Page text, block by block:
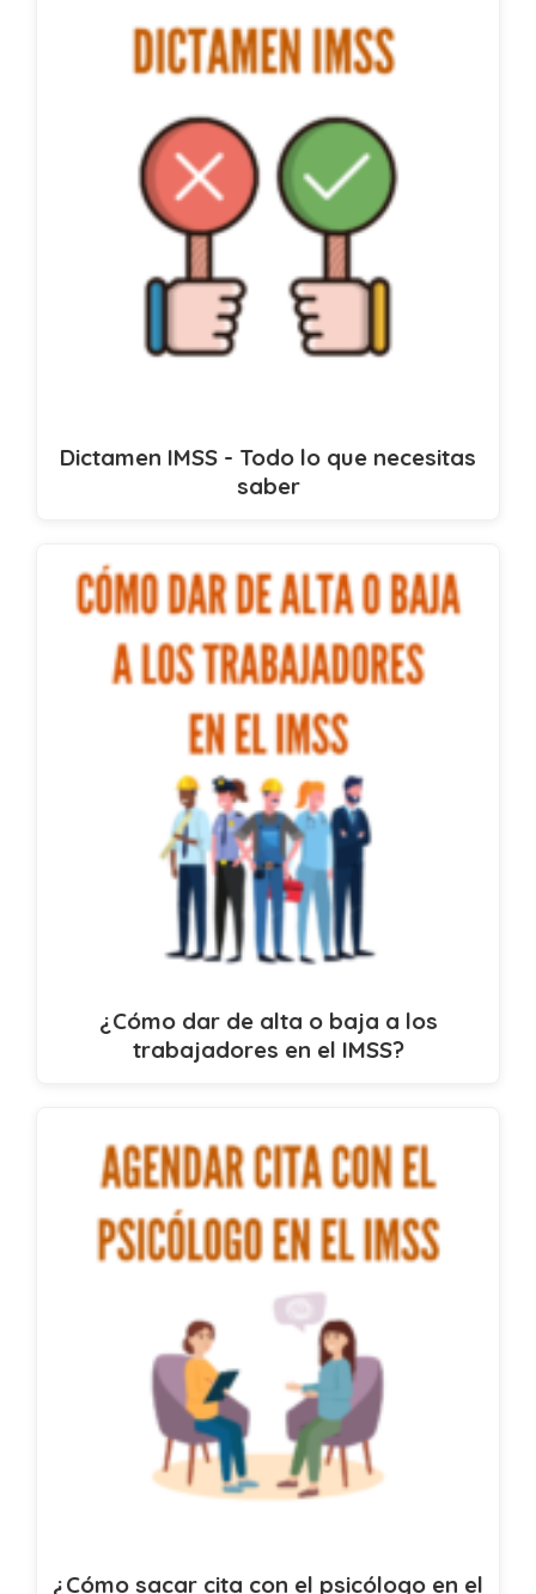
Dictamen IMSS - Todo lo que necesitas
saber
¿Cómo dar de alta o baja a los
trabajadores en el IMSS?
¿Cómo sacar cita con el psicólogo en el